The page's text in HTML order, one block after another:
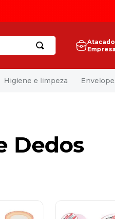
Atacado
Higiene e limpeza
Dedos